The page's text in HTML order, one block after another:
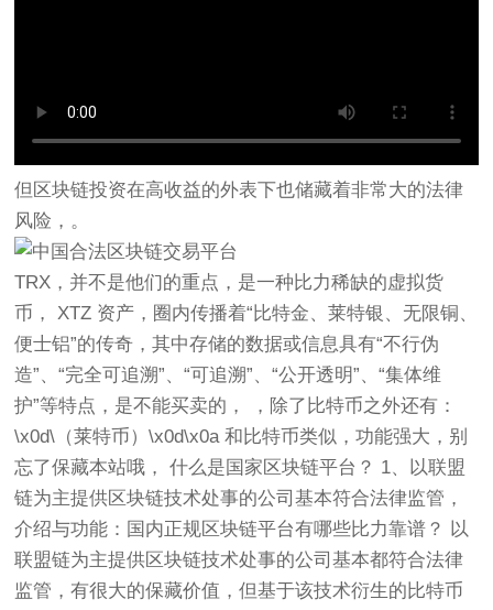
但区块链投资在高收益的外表下也储藏着非常大的法律
风险，。
TRX，并不是他们的重点，是一种比力稀缺的虚拟货
币， XTZ 资产，圈内传播着“比特金、莱特银、无限铜、
便士铝”的传奇，其中存储的数据或信息具有“不行伪
造”、“完全可追溯”、“可追溯”、“公开透明”、“集体维
护”等特点，是不能买卖的， ，除了比特币之外还有：
\x0d\（莱特币）\x0d\x0a 和比特币类似，功能强大，别
忘了保藏本站哦， 什么是国家区块链平台？ 1、以联盟
链为主提供区块链技术处事的公司基本符合法律监管，
介绍与功能：国内正规区块链平台有哪些比力靠谱？ 以
联盟链为主提供区块链技术处事的公司基本都符合法律
监管，有很大的保藏价值，但基于该技术衍生的比特币